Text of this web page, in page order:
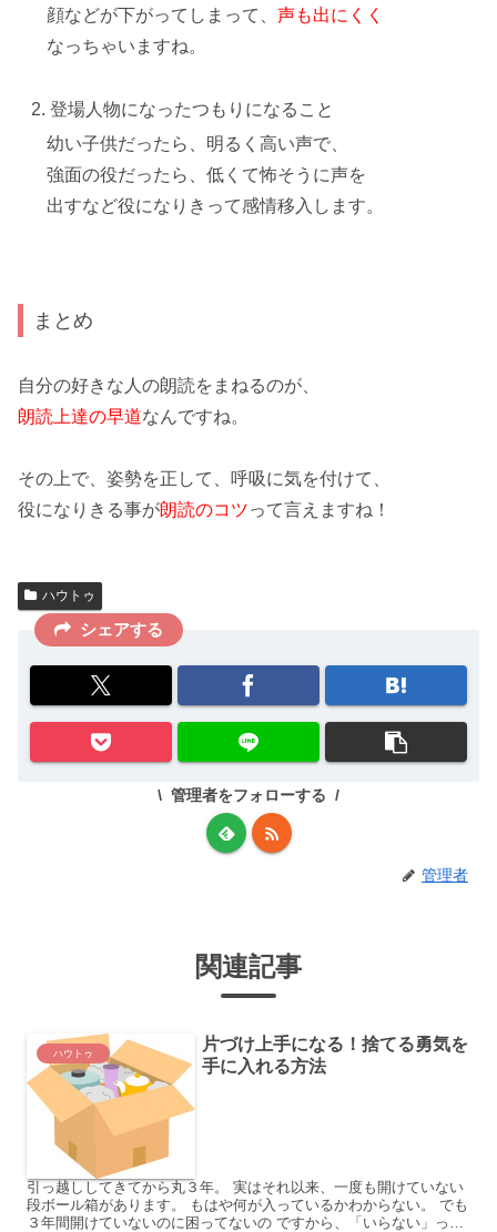
顔などが下がって しまって、 声も出にくく
なっちゃいますね。
登場人物になったつもりになること
幼い子供だったら、明るく高い声で、
強面の役だったら、低くて怖そうに声を
出すなど役になりきって感情移入 します。
まとめ
自分の好きな人 の朗読をまねるのが、
朗読上達の早道なんですね。
その上で、 姿勢を正して、 呼吸に気を付けて、
役になりきる事が朗読のコツって言えますね！
ハウトゥ
シェアする
管理者をフォローする
管理者
関連記事
ハウトゥ
片づけ上手になる！捨てる勇気を
手に入れる方法
引っ越ししてきてから丸３年。 実はそれ以来、一度も開けていない
段ボール箱があります。 もはや何が入っているかわからない。 でも
３年間開けていないのに困ってないの ですから、「いらない」って